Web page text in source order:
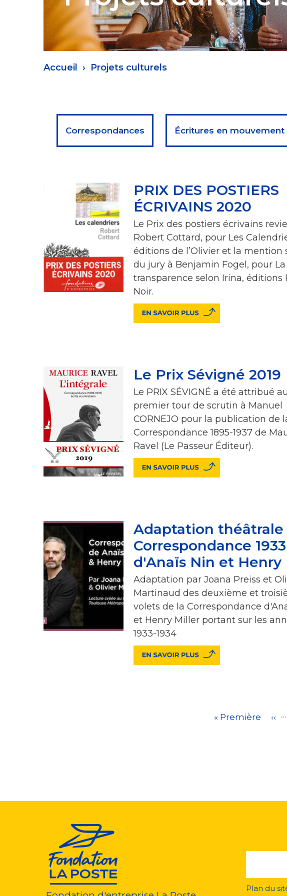
Fil
Accueil Projets culturels
Menu
projets
culturels
Correspondances Écritures en mouvement
PRIX DES POSTIERS
ÉCRIVAINS 2020
Le Prix des postiers écrivains
Robert Cottard, pour Les
éditions de l’Olivier et la mention
du jury à Benjamin Fogel, pour La
transparence selon Irina, éditions
Noir.
Le Prix Sévigné 2019
Le PRIX SÉVIGNÉ a été attribué au
premier tour de scrutin à Manuel
CORNEJO pour la publication de
Correspondance 1895-1937 de
Ravel (Le Passeur Éditeur).
Adaptation théâtrale
Correspondance
d'Anaïs Nin et Henry
Adaptation par Joana Preiss et
Martinaud des deuxième et
volets de la Correspondance
et Henry Miller portant sur les
1933-1934
Première
« Première ‹‹ …
Plan du